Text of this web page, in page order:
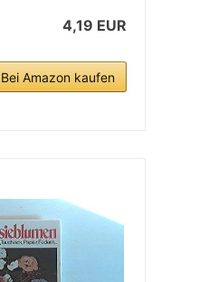
4,19 EUR
Bei Amazon kaufen